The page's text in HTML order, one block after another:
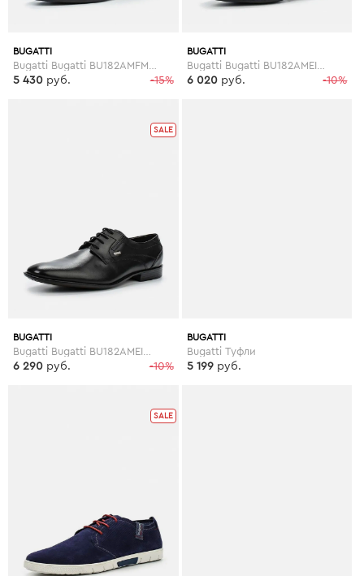
BUGATTI
-15%
5 430 руб.
BUGATTI
-10%
6 020 руб.
SALE
BUGATTI
-10%
6 290 руб.
BUGATTI
Bugatti Туфли
5 199 руб.
SALE